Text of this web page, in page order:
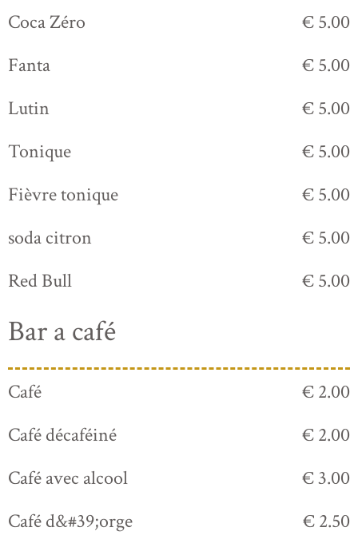
Coca Zéro
€ 5.00
Fanta
€ 5.00
Lutin
€ 5.00
Tonique
€ 5.00
Fièvre tonique
€ 5.00
soda citron
€ 5.00
Red Bull
€ 5.00
Bar a café
Café
€ 2.00
Café décaféiné
€ 2.00
Café avec alcool
€ 3.00
Café d&#39;orge
€ 2.50